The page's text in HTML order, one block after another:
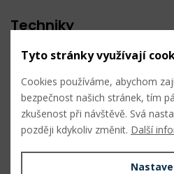
Techniky
Údržba
Tyto stránky využívají
Cookies používáme, abychom
bezpečnost našich stránek, tím
zkušenost při návštěvě. Svá
později kdykoliv změnit. Další